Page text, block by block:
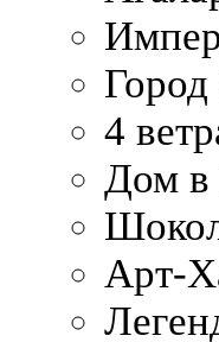
4
Дом в
Арт-